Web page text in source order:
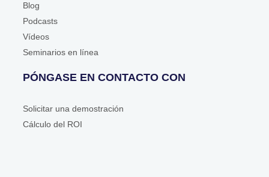
Blog
Podcasts
Vídeos
Seminarios en línea
PÓNGASE EN CONTACTO CON
Solicitar una demostración
Cálculo del ROI